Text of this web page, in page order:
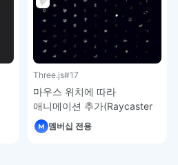
Three.js#17
마우스 위치에 따라
애니메이션 추가(Raycaster
응용) – Three.js 강의
멤버십 전용